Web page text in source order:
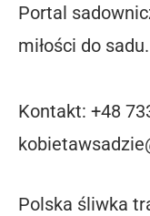
Portal
miłości do sadu.
Kontakt: +48
Polska śliwka